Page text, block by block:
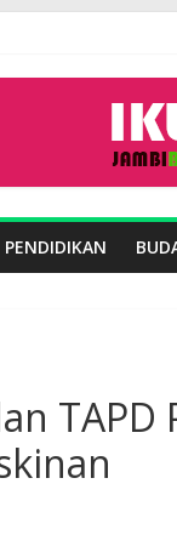
PENDIDIKAN
TAPD